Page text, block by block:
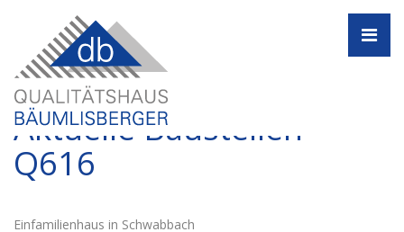
Aktuelle Baustellen -
Q616
Einfamilienhaus in Schwabbach